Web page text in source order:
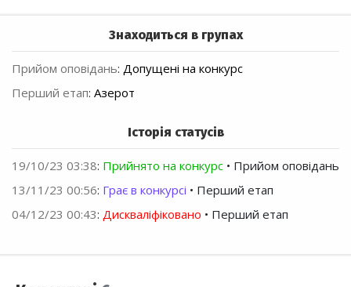
Знаходиться в групах
Прийом оповідань: Допущені на конкурс
Перший етап: Азерот
Історія статусів
19/10/23 03:38: Прийнято на конкурс • Прийом оповідань
13/11/23 00:56: Грає в конкурсі • Перший етап
04/12/23 00:43: Дискваліфіковано • Перший етап